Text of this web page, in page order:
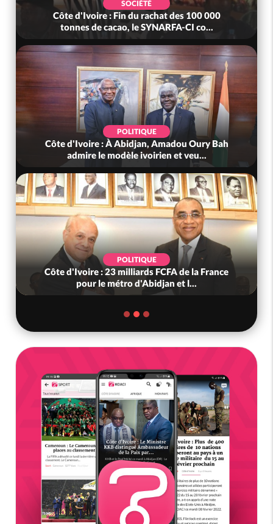
SOCIÉTÉ
Côte d'Ivoire : Fin du rachat des 100 000
tonnes de cacao, le SYNARFA-CI co...
POLITIQUE
Côte d'Ivoire : À Abidjan, Amadou Oury Bah
admire le modèle ivoirien et veu...
POLITIQUE
Côte d'Ivoire : 23 milliards FCFA de la France
pour le métro d'Abidjan et l...